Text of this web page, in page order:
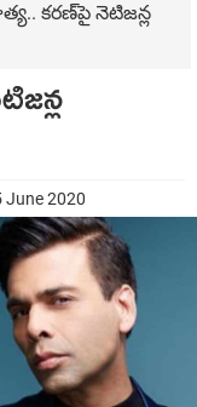
కరణ్‌పై నెటిజన్ల
June 2020